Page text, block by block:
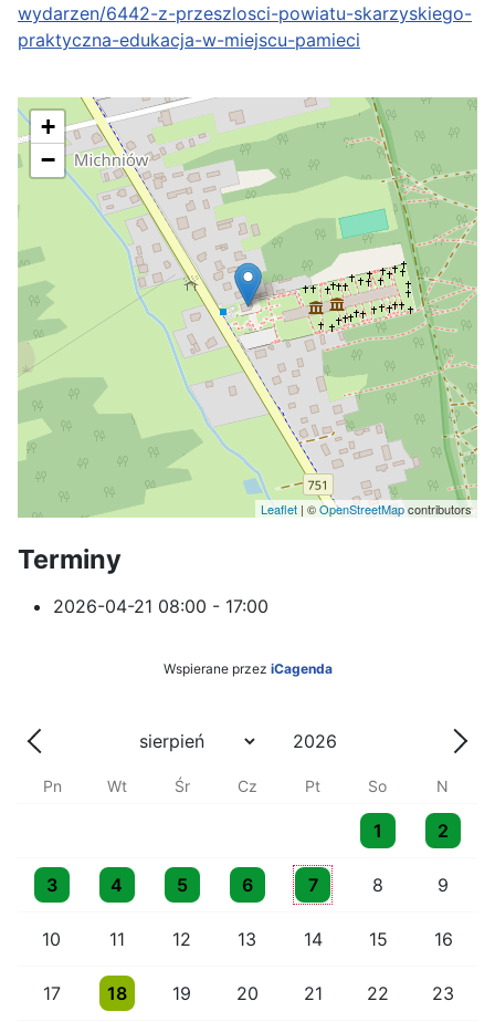
wydarzen/6442-z-przeszlosci-powiatu-skarzyskiego-
praktyczna-edukacja-w-miejscu-pamieci
+
−
Leaflet | ©OpenStreetMapcontributors
Terminy
2026-04-21 08:00 - 17:00
Wspierane przez iCagenda
Poprzednia - Miesiąc
Miesiąc
Rok
Pn Wt Śr Cz Pt So N
1
One event 2
One
3
One event 4
One event 5
One event 6
One event 7
One event 8 9
10 11 12 13 14 15 16
17 18
One event 19 20 21 22 23